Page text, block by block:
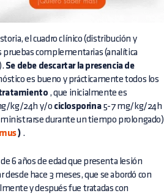
el cuadro clínico (distribución y
pruebas complementarias (analítica
Se debe descartar la presencia de
es bueno y prácticamente todos los
, que inicialmente es
kg/24h y/o ciclosporina5-7 mg/kg/24h
durante un tiempo prolongado)
) .
6 años de edad que presenta lesión
hace 3 meses, que se abordó con
y después fue tratadas con